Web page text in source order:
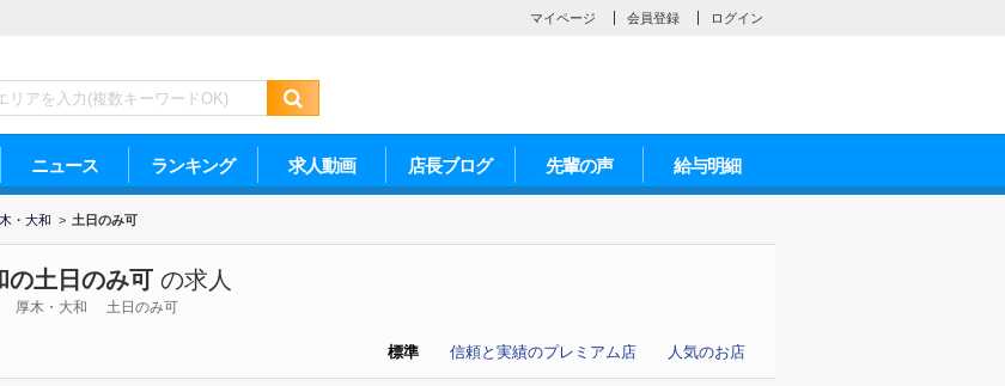
マイページ 会員登録 ログイン
ニュース ランキング 求人動画 店長ブログ 先輩の声 給与明細
・大和 > 土日のみ可
の土日のみ可 の求人
厚木・大和 土日のみ可
人気のお店
信頼と実績のプレミアム店
標準